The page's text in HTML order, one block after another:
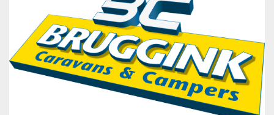
Accessoires:Televisiebeugel
Keuken
Indelingen:Middenkeuken
Accessoires:Boiler, Gascomfoor (Aantal pitten: 3),
Koelkast, Vriesvak